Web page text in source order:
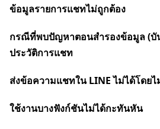
ข้อมูลรายการแชทไม่ถูกต้อง
กรณีที่พบปัญหาตอนสำรองข้อมูล (บั
ประวัติการแชท
ส่งข้อความแชทใน LINE ไม่ได้โดยไ
ใช้งานบางฟังก์ชันไม่ได้กะทันหัน